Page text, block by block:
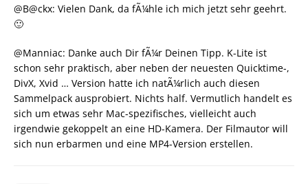
@B@ckx: Vielen Dank, da fÃ¼hle ich mich jetzt sehr geehrt.
🙂
@Manniac: Danke auch Dir fÃ¼r Deinen Tipp. K-Lite ist
schon sehr praktisch, aber neben der neuesten Quicktime-,
DivX, Xvid … Version hatte ich natÃ¼rlich auch diesen
Sammelpack ausprobiert. Nichts half. Vermutlich handelt es
sich um etwas sehr Mac-spezifisches, vielleicht auch
irgendwie gekoppelt an eine HD-Kamera. Der Filmautor will
sich nun erbarmen und eine MP4-Version erstellen.